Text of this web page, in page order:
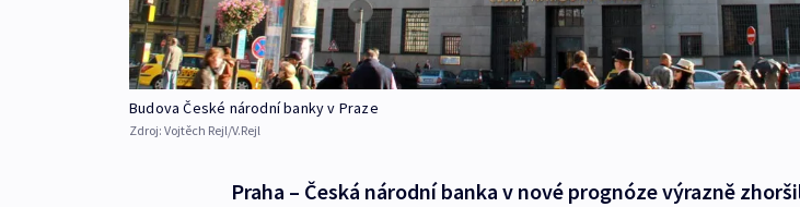
Budova České národní banky v Praze
Zdroj: Vojtěch Rejl/V.Rejl
Praha – Česká národní banka v nové prognóze výrazně